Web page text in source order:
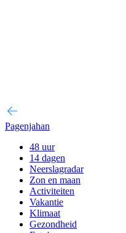
Pagenjahan
48 uur
14 dagen
Neerslagradar
Zon en maan
Activiteiten
Vakantie
Klimaat
Gezondheid